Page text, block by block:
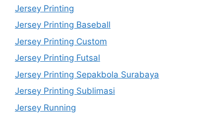
Jersey Printing
Jersey Printing Baseball
Jersey Printing Custom
Jersey Printing Futsal
Jersey Printing Sepakbola Surabaya
Jersey Printing Sublimasi
Jersey Running